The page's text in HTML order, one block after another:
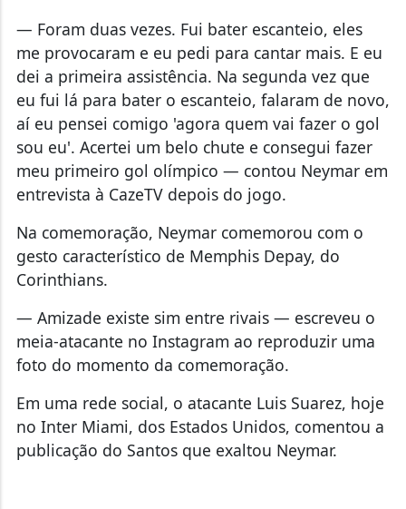
— Foram duas vezes. Fui bater escanteio, eles
me provocaram e eu pedi para cantar mais. E eu
dei a primeira assistência. Na segunda vez que
eu fui lá para bater o escanteio, falaram de novo,
aí eu pensei comigo 'agora quem vai fazer o gol
sou eu'. Acertei um belo chute e consegui fazer
meu primeiro gol olímpico — contou Neymar em
entrevista à CazeTV depois do jogo.
Na comemoração, Neymar comemorou com o
gesto característico de Memphis Depay, do
Corinthians.
— Amizade existe sim entre rivais — escreveu o
meia-atacante no Instagram ao reproduzir uma
foto do momento da comemoração.
Em uma rede social, o atacante Luis Suarez, hoje
no Inter Miami, dos Estados Unidos, comentou a
publicação do Santos que exaltou Neymar.